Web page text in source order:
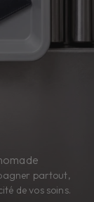
partout,
de vos soins.